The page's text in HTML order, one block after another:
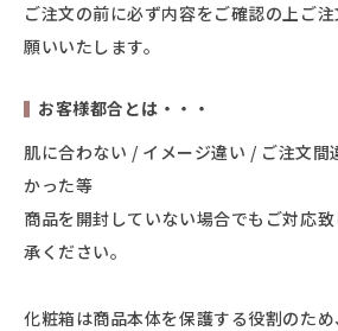
ご注文の前に必ず内容をご確認の上ご
願いいたします。
お客様都合とは・・・
肌に合わない / イメージ違い / ご注文間
かった等
商品を開封していない場合でもご対応
承ください。
化粧箱は商品本体を保護する役割のた